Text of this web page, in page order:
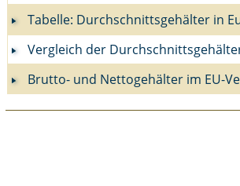
Tabelle: Durchschnittsgehälter in
Vergleich der
Brutto- und Nettogehälter im EU-